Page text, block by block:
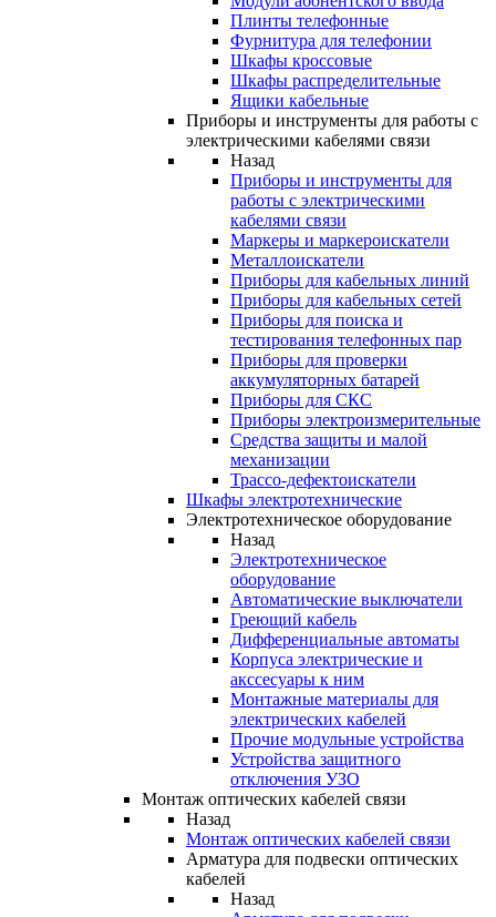
Плинты телефонные
Фурнитура для телефонии
Шкафы кроссовые
Шкафы распределительные
Ящики кабельные
Приборы и инструменты для работы с
электрическими кабелями связи
Назад
Приборы и инструменты для
работы с электрическими
кабелями связи
Маркеры и маркероискатели
Металлоискатели
Приборы для кабельных линий
Приборы для кабельных сетей
Приборы для поиска и
тестирования телефонных пар
Приборы для проверки
аккумуляторных батарей
Приборы для СКС
Приборы электроизмерительные
Средства защиты и малой
механизации
Трассо-дефектоискатели
Шкафы электротехнические
Электротехническое оборудование
Назад
Электротехническое
оборудование
Автоматические выключатели
Греющий кабель
Дифференциальные автоматы
Корпуса электрические и
акссесуары к ним
Монтажные материалы для
электрических кабелей
Прочие модульные устройства
Устройства защитного
отключения УЗО
Монтаж оптических кабелей связи
Назад
Монтаж оптических кабелей связи
Арматура для подвески оптических
кабелей
Назад